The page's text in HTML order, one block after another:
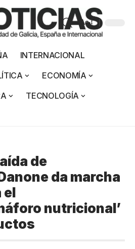
Aa
INTERNACIONAL
ECONOMÍA
TECNOLOGÍA
de
da marcha
el
nutricional’